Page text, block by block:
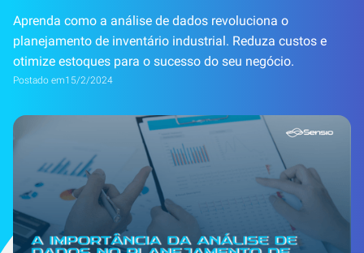
Aprenda como a análise de dados revoluciona o
planejamento de inventário industrial. Reduza custos e
otimize estoques para o sucesso do seu negócio.
Postado em15/2/2024